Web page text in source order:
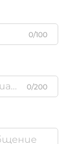
0/100
0/200